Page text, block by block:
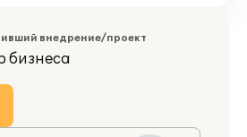
внедрение/проект
бизнеса